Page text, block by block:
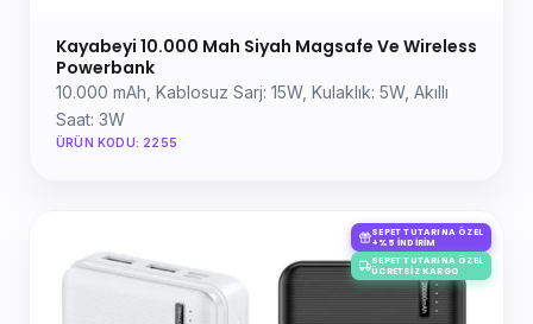
Kayabeyi 10.000 Mah Siyah Magsafe Ve Wireless
Powerbank
10.000 mAh, Kablosuz Sarj: 15W, Kulaklık: 5W, Akıllı
Saat: 3W
ÜRÜN KODU: 2255
SEPET TUTARINA ÖZEL
+%5 İNDIRIM
SEPET TUTARINA ÖZEL
ÜCRETSIZ KARGO